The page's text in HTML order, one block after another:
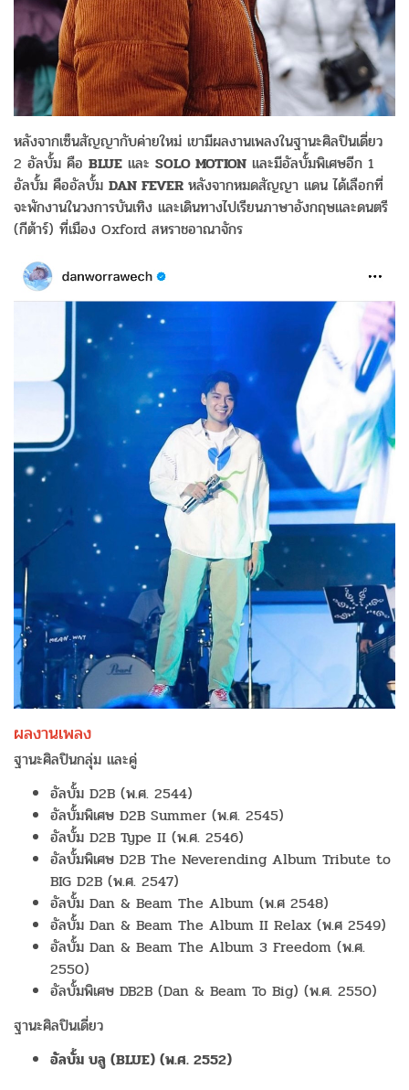
หลังจากเซ็นสัญญากับค่ายใหม่ เขามีผลงานเพลงในฐานะศิลปินเดี่ยว
2 อัลบั้ม คือ BLUE และ SOLO MOTION และมีอัลบั้มพิเศษอีก 1
อัลบั้ม คืออัลบั้ม DAN FEVER หลังจากหมดสัญญา แดน ได้เลือกที่
จะพักงานในวงการบันเทิง และเดินทางไปเรียนภาษาอังกฤษและดนตรี
(กีต้าร์) ที่เมือง Oxford สหราชอาณาจักร
ผลงานเพลง
ฐานะศิลปินกลุ่ม และคู่
อัลบั้ม D2B (พ.ศ. 2544)
อัลบั้มพิเศษ D2B Summer (พ.ศ. 2545)
อัลบั้ม D2B Type II (พ.ศ. 2546)
อัลบั้มพิเศษ D2B The Neverending Album Tribute to
BIG D2B (พ.ศ. 2547)
อัลบั้ม Dan & Beam The Album (พ.ศ 2548)
อัลบั้ม Dan & Beam The Album II Relax (พ.ศ 2549)
อัลบั้ม Dan & Beam The Album 3 Freedom (พ.ศ.
2550)
อัลบั้มพิเศษ DB2B (Dan & Beam To Big) (พ.ศ. 2550)
ฐานะศิลปินเดี่ยว
อัลบั้ม บลู (BLUE) (พ.ศ. 2552)